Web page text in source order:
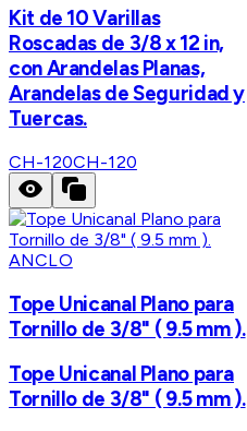
Kit de 10 Varillas
Roscadas de 3/8 x 12 in,
con Arandelas Planas,
Arandelas de Seguridad y
Tuercas.
CH-120CH-120
ANCLO
Tope Unicanal Plano para
Tornillo de 3/8" ( 9.5 mm ).
Tope Unicanal Plano para
Tornillo de 3/8" ( 9.5 mm ).